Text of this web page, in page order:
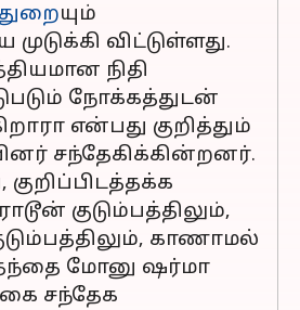
யும்
விட்டுள்ளது.
நிதி
நோக்கத்துடன்
என்பது குறித்தும்
சந்தேகிக்கின்றனர்.
குடும்பத்திலும்,
காணாமல்
மோனு ஷர்மா
சந்தேக